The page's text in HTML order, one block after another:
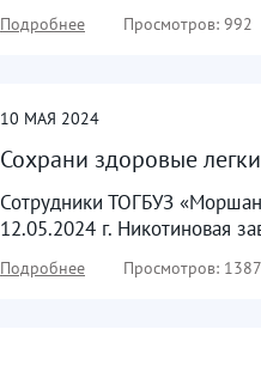
Подробнее Просмотров: 992
10 МАЯ 2024
Сохрани здоровые
Сотрудники ТОГБУЗ
12.05.2024 г. Никотиновая
Подробнее Просмотров: 1387